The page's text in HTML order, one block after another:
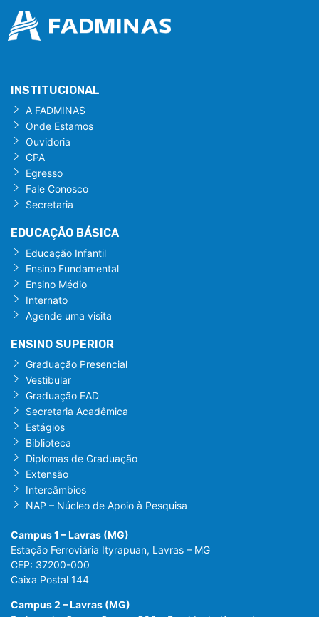
INSTITUCIONAL
A FADMINAS
Onde Estamos
Ouvidoria
CPA
Egresso
Fale Conosco
Secretaria
EDUCAÇÃO BÁSICA
Educação Infantil
Ensino Fundamental
Ensino Médio
Internato
Agende uma visita
ENSINO SUPERIOR
Graduação Presencial
Vestibular
Graduação EAD
Secretaria Acadêmica
Estágios
Biblioteca
Diplomas de Graduação
Extensão
Intercâmbios
NAP – Núcleo de Apoio à Pesquisa
Campus 1 – Lavras (MG)
Estação Ferroviária Ityrapuan, Lavras – MG
CEP: 37200-000
Caixa Postal 144
Campus 2 – Lavras (MG)